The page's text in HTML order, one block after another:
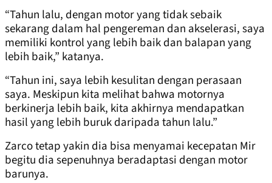
“Tahun lalu, dengan motor yang tidak sebaik
sekarang dalam hal pengereman dan akselerasi, saya
memiliki kontrol yang lebih baik dan balapan yang
lebih baik,” katanya.
“Tahun ini, saya lebih kesulitan dengan perasaan
saya. Meskipun kita melihat bahwa motornya
berkinerja lebih baik, kita akhirnya mendapatkan
hasil yang lebih buruk daripada tahun lalu.”
Zarco tetap yakin dia bisa menyamai kecepatan Mir
begitu dia sepenuhnya beradaptasi dengan motor
barunya.